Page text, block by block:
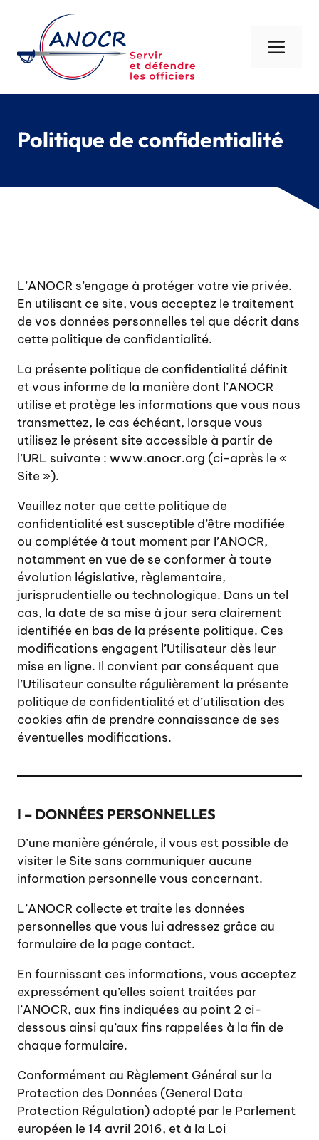
contenu
Politique de confidentialité
L’ANOCR s’engage à protéger votre vie privée.
En utilisant ce site, vous acceptez le traitement
de vos données personnelles tel que décrit dans
cette politique de confidentialité.
La présente politique de confidentialité définit
et vous informe de la manière dont l’ANOCR
utilise et protège les informations que vous nous
transmettez, le cas échéant, lorsque vous
utilisez le présent site accessible à partir de
l’URL suivante : www.anocr.org (ci-après le «
Site »).
Veuillez noter que cette politique de
confidentialité est susceptible d’être modifiée
ou complétée à tout moment par l’ANOCR,
notamment en vue de se conformer à toute
évolution législative, règlementaire,
jurisprudentielle ou technologique. Dans un tel
cas, la date de sa mise à jour sera clairement
identifiée en bas de la présente politique. Ces
modifications engagent l’Utilisateur dès leur
mise en ligne. Il convient par conséquent que
l’Utilisateur consulte régulièrement la présente
politique de confidentialité et d’utilisation des
cookies afin de prendre connaissance de ses
éventuelles modifications.
I – DONNÉES PERSONNELLES
D’une manière générale, il vous est possible de
visiter le Site sans communiquer aucune
information personnelle vous concernant.
L’ANOCR collecte et traite les données
personnelles que vous lui adressez grâce au
formulaire de la page contact.
En fournissant ces informations, vous acceptez
expressément qu’elles soient traitées par
l’ANOCR, aux fins indiquées au point 2 ci-
dessous ainsi qu’aux fins rappelées à la fin de
chaque formulaire.
Conformément au Règlement Général sur la
Protection des Données (General Data
Protection Régulation) adopté par le Parlement
européen le 14 avril 2016, et à la Loi